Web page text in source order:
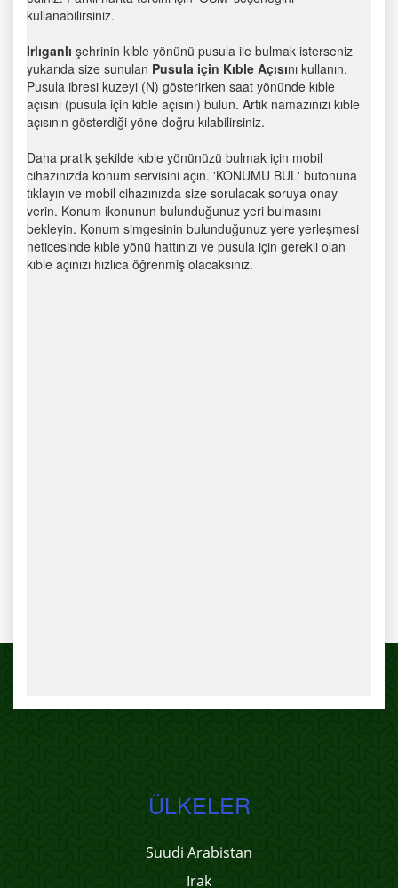
kullanabilirsiniz.
Irlıganlı şehrinin kıble yönünü pusula ile bulmak isterseniz
yukarıda size sunulan Pusula için Kıble Açısını kullanın.
Pusula ibresi kuzeyi (N) gösterirken saat yönünde kıble
açısını (pusula için kıble açısını) bulun. Artık namazınızı kıble
açısının gösterdiği yöne doğru kılabilirsiniz.
Daha pratik şekilde kıble yönünüzü bulmak için mobil
cihazınızda konum servisini açın. 'KONUMU BUL' butonuna
tıklayın ve mobil cihazınızda size sorulacak soruya onay
verin. Konum ikonunun bulunduğunuz yeri bulmasını
bekleyin. Konum simgesinin bulunduğunuz yere yerleşmesi
neticesinde kıble yönü hattınızı ve pusula için gerekli olan
kıble açınızı hızlıca öğrenmiş olacaksınız.
ÜLKELER
Suudi Arabistan
Irak